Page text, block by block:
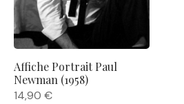
Affiche Portrait Paul
Newman (1958)
14,90 €